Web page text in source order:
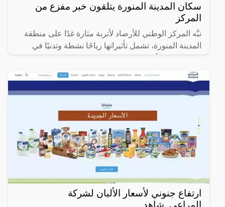
سكان المدينة المنورة يتلقون خبر مفزع من
المركز
نبَّه المركز الوطني للأرصاد لأتربة مثارة غدًا على منطقة
المدينة المنورة، تشمل تأثيراتها رياحًا نشطة وتدنيًا في
ارتفاع جنوني لأسعار الألبان لشركة
المراعي..شاهد